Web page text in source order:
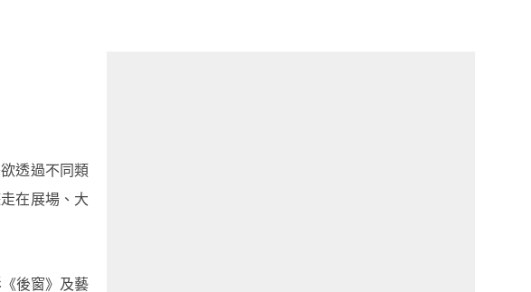
透過不同類
在展場、大
後窗》及藝